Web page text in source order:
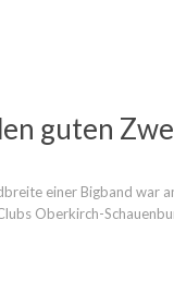
guten
einer Bigband war
Oberkirch-